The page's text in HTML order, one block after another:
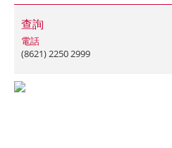
查詢
電話
(8621) 2250 2999